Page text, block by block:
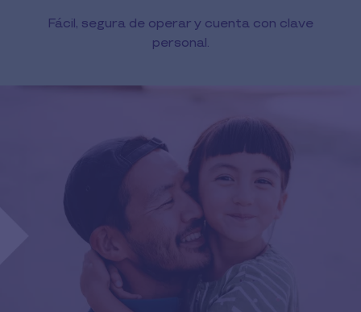
Fácil, segura de operar y cuenta con clave
personal.